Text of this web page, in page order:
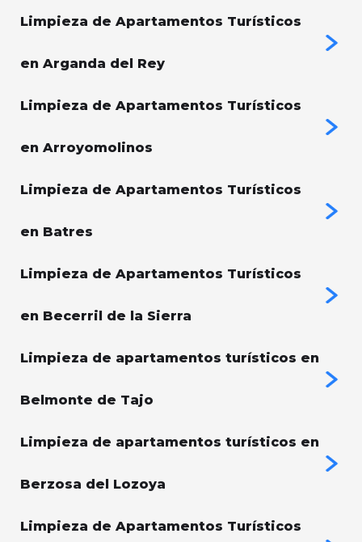
Limpieza de Apartamentos Turísticos
en Arganda del Rey
Limpieza de Apartamentos Turísticos
en Arroyomolinos
Limpieza de Apartamentos Turísticos
en Batres
Limpieza de Apartamentos Turísticos
en Becerril de la Sierra
Limpieza de apartamentos turísticos en
Belmonte de Tajo
Limpieza de apartamentos turísticos en
Berzosa del Lozoya
Limpieza de Apartamentos Turísticos